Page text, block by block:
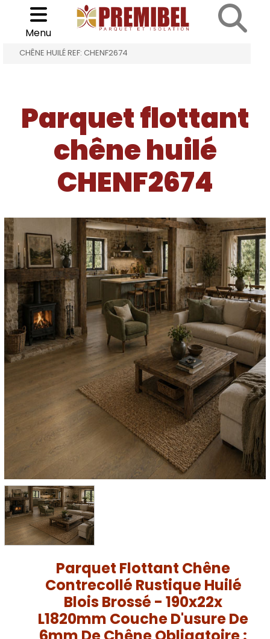
Choisir son parquet
Menu
ACCUEIL PARQUET FLOTTANT CHÊNE HUILÉ >
CHÊNE HUILÉ REF: CHENF2674
Parquet flottant
chêne huilé
CHENF2674
Parquet Flottant Chêne
Contrecollé Rustique Huilé
Blois Brossé - 190x22x
L1820mm Couche D'usure De
Cookies management panel